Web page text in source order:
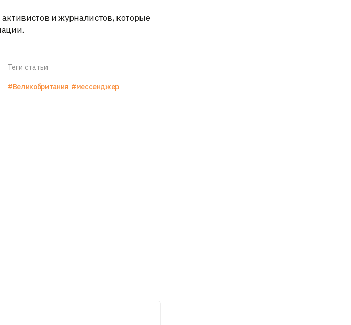
и журналистов, которые
Теги статьи
#Великобритания #мессенджер